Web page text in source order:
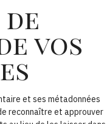
vos
et ses métadonnées
reconnaître et approuver